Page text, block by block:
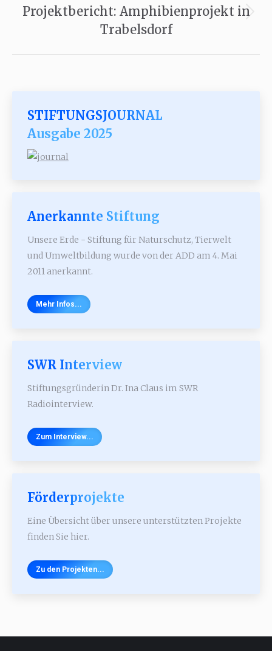
Nächster
Beitrag:
Projektbericht: Amphibienprojekt in
Trabelsdorf
STIFTUNGSJOURNAL
Ausgabe 2025
Anerkannte Stiftung
Unsere Erde - Stiftung für Naturschutz, Tierwelt
und Umweltbildung wurde von der ADD am 4. Mai
2011 anerkannt.
Mehr Infos...
SWR Interview
Stiftungsgründerin Dr. Ina Claus im SWR
Radiointerview.
Zum Interview...
Förderprojekte
Eine Übersicht über unsere unterstützten Projekte
finden Sie hier.
Zu den Projekten...